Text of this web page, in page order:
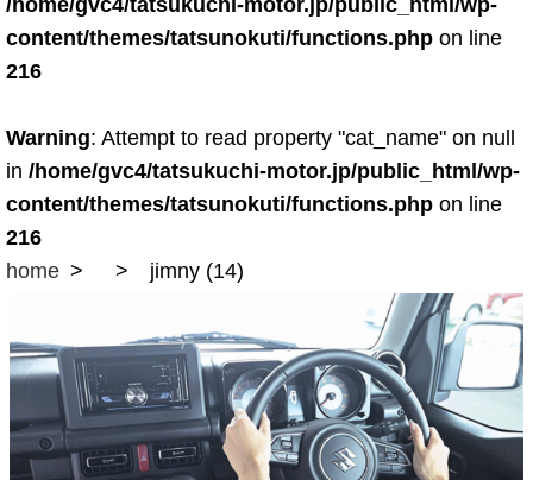
/home/gvc4/tatsukuchi-motor.jp/public_html/wp-
content/themes/tatsunokuti/functions.php on line
216
Warning: Attempt to read property "cat_name" on null
in /home/gvc4/tatsukuchi-motor.jp/public_html/wp-
content/themes/tatsunokuti/functions.php on line
216
home
jimny (14)